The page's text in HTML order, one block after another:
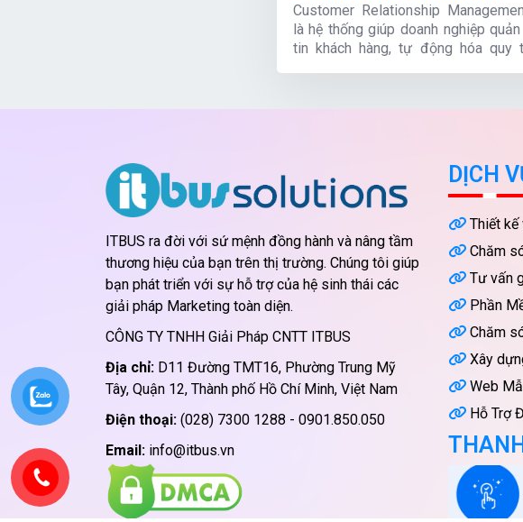
Customer Relationship
là hệ thống giúp doanh nghiệp
tin khách hàng, tự động hóa quy
ITBUS ra đời với sứ mệnh đồng hành và nâng tầm
thương hiệu của bạn trên thị trường. Chúng tôi giúp
bạn phát triển với sự hỗ trợ của hệ sinh thái các
giải pháp Marketing toàn diện.
CÔNG TY TNHH Giải Pháp CNTT ITBUS
Địa chỉ: D11 Đường TMT16, Phường Trung Mỹ
Tây, Quận 12, Thành phố Hồ Chí Minh, Việt Nam
Điện thoại: (028) 7300 1288 - 0901.850.050
Email: info@itbus.vn
DỊCH
Thiết
Chăm
Tư vấn
Phần
Chăm
Xây
Web
Hỗ Trợ